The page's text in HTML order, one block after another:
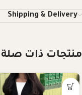
Shipping & Delivery
منتجات ذات صلة